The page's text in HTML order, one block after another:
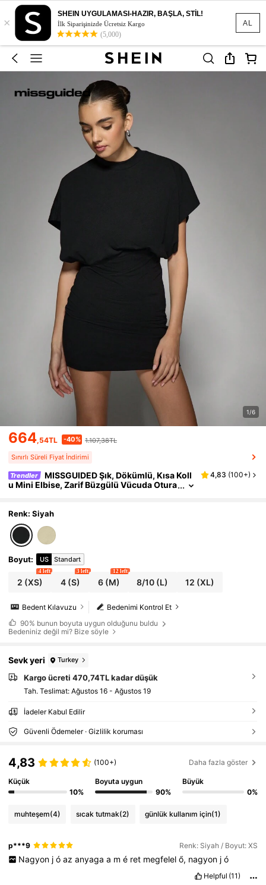
AL
×
SHEIN UYGULAMASI-HAZIR, BAŞLA, STİL!
İlk Siparişinizde Ücretsiz Kargo
(5,000)
1/6
664,54TL -40% 1.107,38TL
Sınırlı Süreli Fiyat İndirimi
Trendler
MISSGUIDED Şık, Dökümlü, Kısa Koll
u Mini Elbise, Zarif Büzgülü Vücuda Otura
4,83 (100+)
Renk: Siyah
Boyut: US Standart
2 (XS)
4 left
4(S)
3 left
6(M)
12 left
8/10 (L) 12 (XL)
Bedenimi Kontrol Et
Bedent Kılavuzu
90% bunun boyuta uygun olduğunu buldu
Bedeniniz değil mi? Bize söyle
Sevk yeri Turkey
Kargo ücreti 470,74TL kadar düşük
Tah. Teslimat: Ağustos 16 - Ağustos 19
İadeler Kabul Edilir
Güvenli Ödemeler · Gizlilik koruması
4,83 (100+) Daha fazla göster
Küçük
10%
Boyuta uygun
90%
Büyük
0%
muhteşem(4) sıcak tutmak(2) günlük kullanım için(1)
p***9 Renk: Siyah / Boyut: XS
Nagyon j ó az anyaga a m é ret megfelel ő, nagyon j ó
Helpful (11)